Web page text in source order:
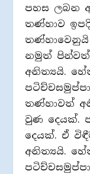
පහස ලබන
තණ්හාව
නමුත් පින්වත්
අනිත්‍යයි.
තණ්හාවත්
වුණ දෙයක්.
දෙයක්. ඒ
අනිත්‍යයි.